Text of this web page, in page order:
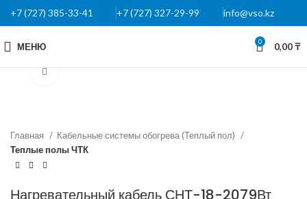
+7 (727) 385-33-41 +7 (727) 327-29-99 info@vso.kz
МЕНЮ 0 0,00₸
Главная
Кабельные системы обогрева (Теплый пол)
Теплые полы ЧТК
Нагревательный кабель СНТ-18-2079Вт